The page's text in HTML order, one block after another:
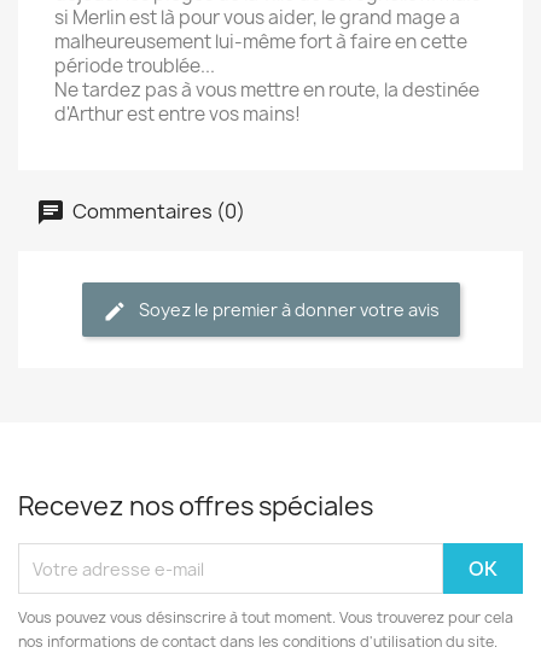
si Merlin est là pour vous aider, le grand mage a
malheureusement lui-même fort à faire en cette
période troublée...
Ne tardez pas à vous mettre en route, la destinée
d'Arthur est entre vos mains!
Commentaires (0)
Soyez le premier à donner votre avis
Recevez nos offres spéciales
Vous pouvez vous désinscrire à tout moment. Vous trouverez pour cela
nos informations de contact dans les conditions d'utilisation du site.